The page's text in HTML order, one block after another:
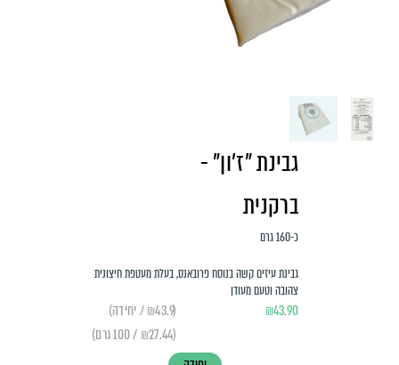
גבינת "ז'ון" -
ברקנית
כ-160 גרם
גבינת עיזים קשה בנוסח פרובאנס, בעלת מעטפת חיצונית
צהובה וטעם מעודן
₪43.90
(₪43.9 / יחידה)
(₪27.44 / 100 גרם)